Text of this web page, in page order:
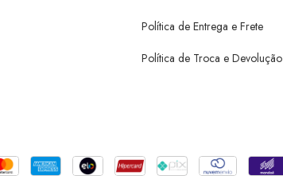
Política de Entrega e Frete
Política de Troca e Devolução